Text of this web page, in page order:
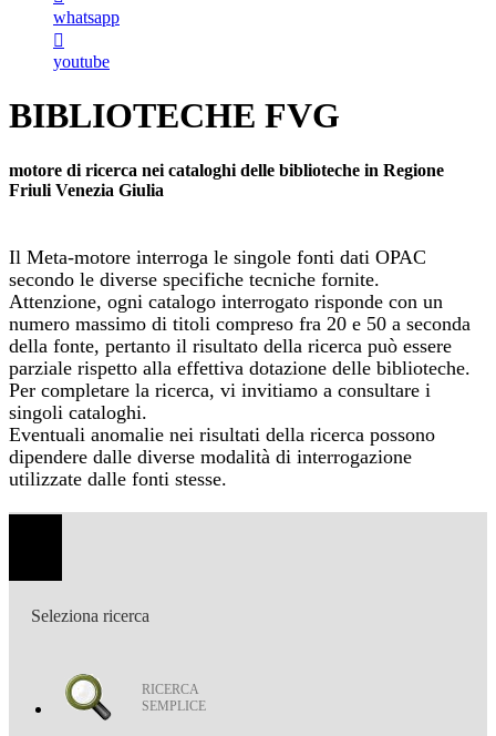
whatsapp
youtube
BIBLIOTECHE FVG
motore di ricerca nei cataloghi delle biblioteche in Regione
Friuli Venezia Giulia
Il Meta-motore interroga le singole fonti dati OPAC
secondo le diverse specifiche tecniche fornite.
Attenzione, ogni catalogo interrogato risponde con un
numero massimo di titoli compreso fra 20 e 50 a seconda
della fonte, pertanto il risultato della ricerca può essere
parziale rispetto alla effettiva dotazione delle biblioteche.
Per completare la ricerca, vi invitiamo a consultare i
singoli cataloghi.
Eventuali anomalie nei risultati della ricerca possono
dipendere dalle diverse modalità di interrogazione
utilizzate dalle fonti stesse.
Seleziona ricerca
RICERCA
SEMPLICE